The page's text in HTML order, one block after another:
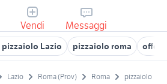
Vendi Messaggi
Lazio pizzaiolo roma
Lazio Roma (Prov) Roma pizzaiolo